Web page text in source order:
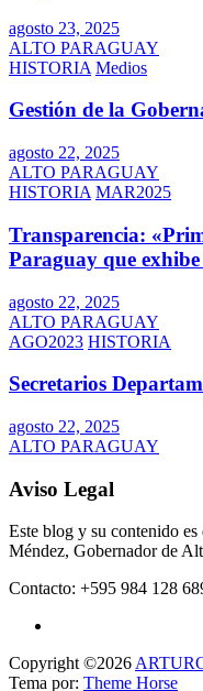
agosto 23, 2025
ALTO PARAGUAY
HISTORIA Medios
Gestión de la
agosto 22, 2025
ALTO PARAGUAY
HISTORIA MAR2025
Transparencia:
Paraguay que
agosto 22, 2025
ALTO PARAGUAY
AGO2023 HISTORIA
Secretarios
agosto 22, 2025
ALTO PARAGUAY
Aviso Legal
Este blog y su contenido
Méndez, Gobernador de
Contacto: +595 984 128
Copyright ©2026
Tema por: Theme Horse